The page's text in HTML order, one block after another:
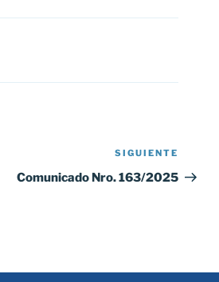
entrada
SIGUIENTE
Comunicado Nro. 163/2025